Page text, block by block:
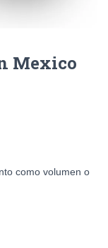
Mexico
como volumen o